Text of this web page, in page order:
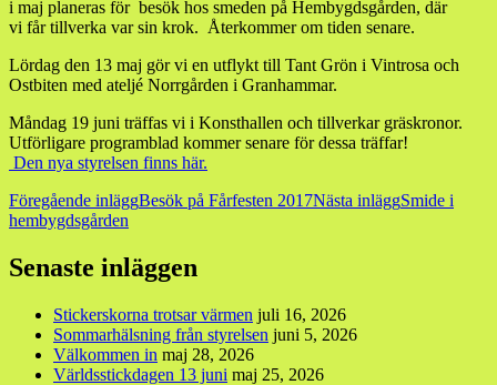
i maj planeras för besök hos smeden på Hembygdsgården, där
vi får tillverka var sin krok. Återkommer om tiden senare.
Lördag den 13 maj gör vi en utflykt till Tant Grön i Vintrosa och
Ostbiten med ateljé Norrgården i Granhammar.
Måndag 19 juni träffas vi i Konsthallen och tillverkar gräskronor.
Utförligare programblad kommer senare för dessa träffar!
Den nya styrelsen finns här.
Inläggsnavigering
Föregående inläggBesök på Fårfesten 2017Nästa inläggSmide i
hembygdsgården
Senaste inläggen
Stickerskorna trotsar värmen juli 16, 2026
Sommarhälsning från styrelsen juni 5, 2026
Välkommen in maj 28, 2026
Världsstickdagen 13 juni maj 25, 2026